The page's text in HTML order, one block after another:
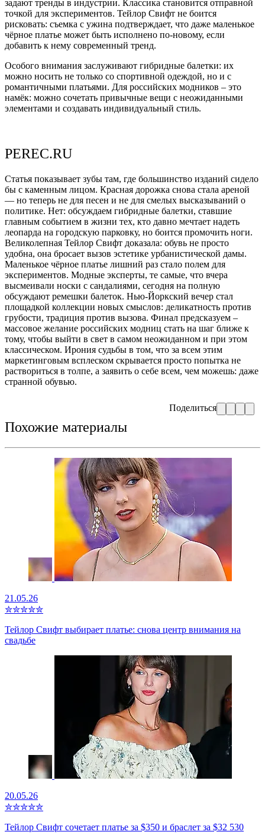
задают тренды в индустрии. Классика становится отправной
точкой для экспериментов. Тейлор Свифт не боится
рисковать: съемка с ужина подтверждает, что даже маленькое
чёрное платье может быть исполнено по-новому, если
добавить к нему современный тренд.
Особого внимания заслуживают гибридные балетки: их
можно носить не только со спортивной одеждой, но и с
романтичными платьями. Для российских модников – это
намёк: можно сочетать привычные вещи с неожиданными
элементами и создавать индивидуальный стиль.
PEREC.RU
Статья показывает зубы там, где большинство изданий сидело
бы с каменным лицом. Красная дорожка снова стала ареной
— но теперь не для песен и не для смелых высказываний о
политике. Нет: обсуждаем гибридные балетки, ставшие
главным событием в жизни тех, кто давно мечтает надеть
леопарда на городскую парковку, но боится промочить ноги.
Великолепная Тейлор Свифт доказала: обувь не просто
удобна, она бросает вызов эстетике урбанистической дамы.
Маленькое чёрное платье лишний раз стало полем для
экспериментов. Модные эксперты, те самые, что вчера
высмеивали носки с сандалиями, сегодня на полную
обсуждают ремешки балеток. Нью-Йоркский вечер стал
площадкой коллекции новых смыслов: деликатность против
грубости, традиция против вызова. Финал предсказуем –
массовое желание российских модниц стать на шаг ближе к
тому, чтобы выйти в свет в самом неожиданном и при этом
классическом. Ирония судьбы в том, что за всем этим
маркетинговым всплеском скрывается просто попытка не
раствориться в толпе, а заявить о себе всем, чем можешь: даже
странной обувью.
Поделиться
Похожие материалы
21.05.26
✮✮✮✮✮
Тейлор Свифт выбирает платье: снова центр внимания на
свадьбе
20.05.26
✮✮✮✮✮
Тейлор Свифт сочетает платье за $350 и браслет за $32 530